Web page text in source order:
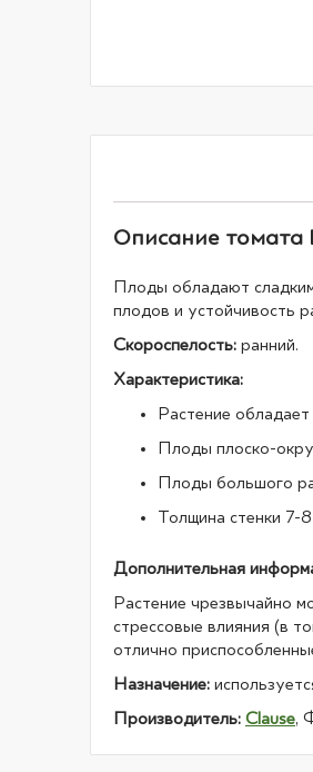
Описание томата
Плоды обладают
плодов и устойчивость
Скороспелость: ранний.
Характеристика:
Растение
Плоды плоско-
Плоды большого
Толщина стенки 7-
Дополнительная
Растение чрезвычайно
стрессовые влияния (в
отлично
Назначение:
Производитель: Clause,